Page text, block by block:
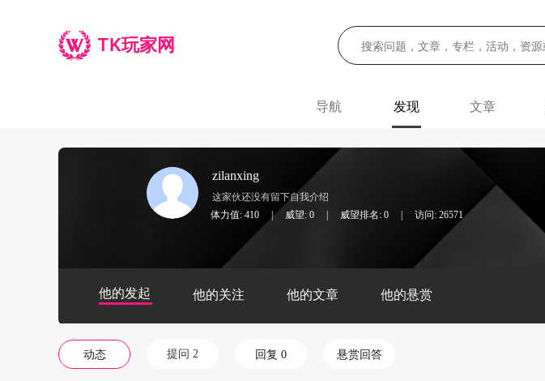
TK玩家网
导航 发现 文章
zilanxing
这家伙还没有留下自我介绍
体力值: 410
威望: 0 威望排名: 0 访问: 26571
他的发起 他的关注 他的文章 他的悬赏
动态 提问 2 回复 0 悬赏回答